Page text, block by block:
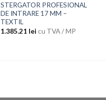
STERGATOR PROFESIONAL
DE INTRARE 17 MM –
TEXTIL
1.385.21 lei cu TVA / MP